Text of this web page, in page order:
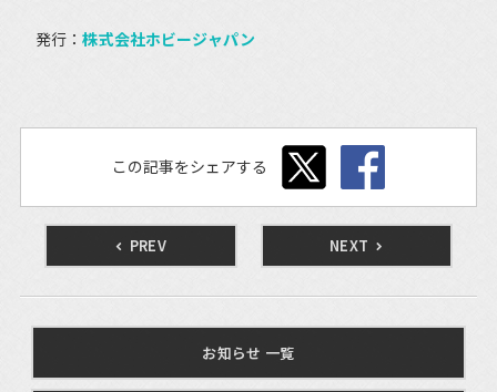
発行：株式会社ホビージャパン
この記事をシェアする
PREV NEXT
お知らせ 一覧